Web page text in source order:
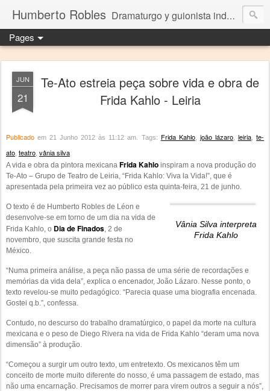
Humberto Robles Dramaturgo y guionista independiente
Pages
JUN
21
Te-Ato estreia peça sobre vida e obra de
Frida Kahlo - Leiria
Publicado em 21 Junho 2012 às 11:12 am. Tags: Frida Kahlo, joão lázaro, leiria,te-
ato teatro vânia silva
A vida e obra da pintora mexicana Frida Kahlo inspiram a nova produção do
Te-Ato – Grupo de Teatro de Leiria, “Frida Kahlo: Viva la Vida!”, que é
apresentada pela primeira vez ao público esta quinta-feira, 21 de junho.
Vânia Silva interpreta
Frida Kahlo
O texto é de Humberto Robles de Léon e
desenvolve-se em torno de um dia na vida de
Frida Kahlo, o Dia de Finados, 2 de
novembro, que suscita grande festa no
México.
“Numa primeira análise, a peça não passa de uma série de recordações e
memórias da vida dela”, explica o encenador, João Lázaro. Nesse ponto, o
texto revelou-se muito pedagógico. “Parecia quase uma biografia encenada.
Gostei q.b.”, confessa.
Contudo, no descurso do trabalho dramatúrgico, o papel da morte na cultura
mexicana e o peso de Diego Rivera na vida de Frida Kahlo “deram uma nova
dimensão” à produção.
“Começou a surgir um outro texto, um entretexto. Os mexicanos têm um
conceito de morte muito diferente do nosso, é uma passagem de estado, mas
não uma encarnação. Precisamos de morrer para virem outros a seguir a nós”,